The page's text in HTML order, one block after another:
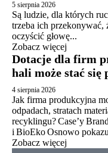
5 sierpnia 2026
Są ludzie, dla których
trzeba ich przekonywać,
oczyścić głowę...
Zobacz więcej
Dotacje dla firm
hali może stać
4 sierpnia 2026
Jak firma produkcyjna
odpadach, stratach
recyklingu? Case’y
i BioEko Osnowo
Zobacz więcej